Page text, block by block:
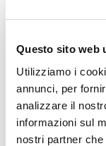
Questo sito web
Utilizziamo i
annunci, per
analizzare il
informazioni sul
nostri partner
e meno
trasformarsi in
dimensione
incontrano.